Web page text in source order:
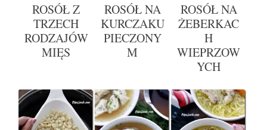
ROSÓŁ Z
TRZECH
RODZAJÓW
MIĘS
ROSÓŁ NA
KURCZAKU
PIECZONY
M
ROSÓŁ NA
ŻEBERKAC
H
WIEPRZOW
YCH